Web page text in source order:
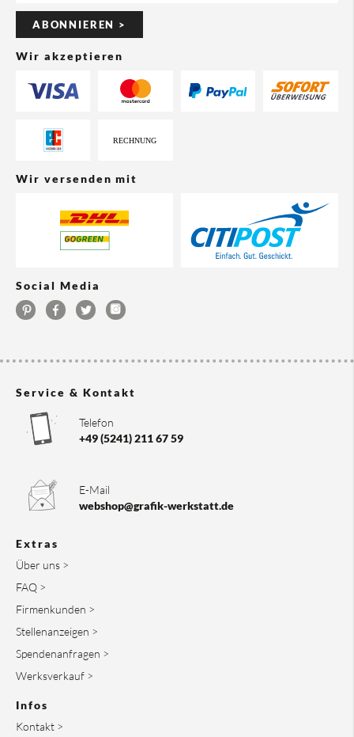
ABONNIEREN >
Wir akzeptieren
Wir versenden mit
Social Media
Service & Kontakt
Telefon
+49 (5241) 211 67 59
E-Mail
webshop@grafik-werkstatt.de
Extras
Über uns >
FAQ >
Firmenkunden >
Stellenanzeigen >
Spendenanfragen >
Werksverkauf >
Infos
Kontakt >